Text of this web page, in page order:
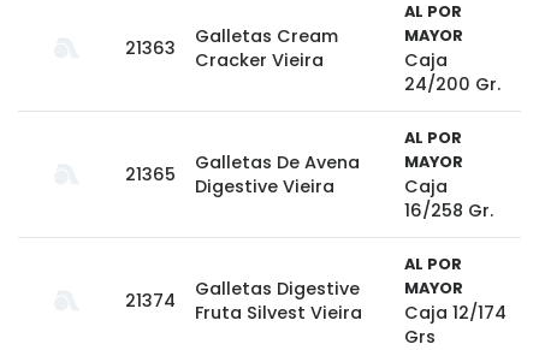
21363
Galletas Cream
Cracker Vieira
AL POR
MAYOR
Caja
24/200 Gr.
21365
Galletas De Avena
Digestive Vieira
AL POR
MAYOR
Caja
16/258 Gr.
21374
Galletas Digestive
Fruta Silvest Vieira
AL POR
MAYOR
Caja 12/174
Grs